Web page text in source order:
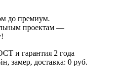
до премиум.
проектам —
и гарантия 2 года
замер, доставка: 0 руб.